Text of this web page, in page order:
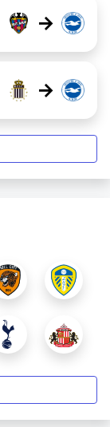
→
→